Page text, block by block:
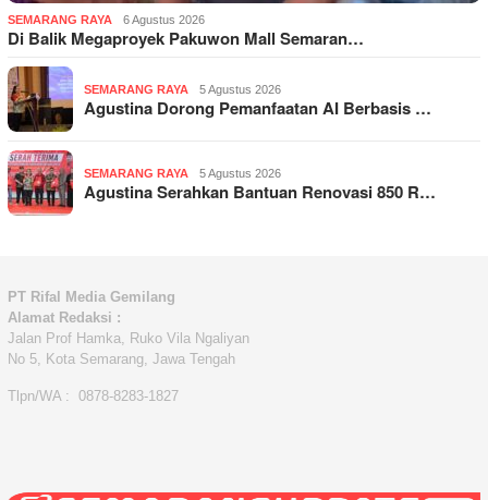
SEMARANG RAYA 6 Agustus 2026
Di Balik Megaproyek Pakuwon Mall Semaran…
SEMARANG RAYA 5 Agustus 2026
Agustina Dorong Pemanfaatan AI Berbasis …
SEMARANG RAYA 5 Agustus 2026
Agustina Serahkan Bantuan Renovasi 850 R…
PT Rifal Media Gemilang
Alamat Redaksi :
Jalan Prof Hamka, Ruko Vila Ngaliyan
No 5, Kota Semarang, Jawa Tengah
Tlpn/WA : 0878-8283-1827